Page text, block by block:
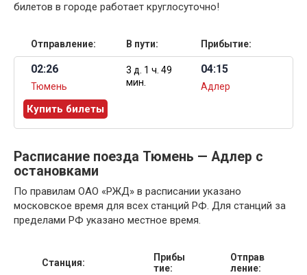
билетов в городе работает круглосуточно!
Отправление: В пути: Прибытие:
02:26
Тюмень
3 д. 1 ч. 49
мин.
04:15
Адлер
Купить билеты
Расписание поезда Тюмень — Адлер с
остановками
По правилам ОАО «РЖД» в расписании указано
московское время для всех станций РФ. Для станций за
пределами РФ указано местное время.
Станция:
Прибы
тие:
Отправ
ление: